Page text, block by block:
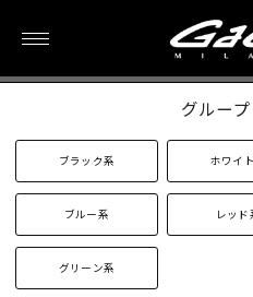
46mmストラ
グルー
ブラック系 ホワイ
ブルー系 レッド
グリーン系